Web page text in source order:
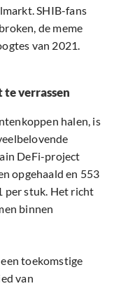
SHIB-fans
de meme
van 2021.
verrassen
halen, is
DeFi-project
opgehaald en 553
per stuk. Het richt
binnen
toekomstige
van